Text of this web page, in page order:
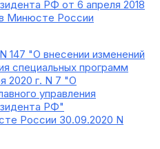
РФ от 6 апреля 2018
Минюсте России
147 "О внесении изменений
специальных программ
2020 г. N 7 "О
управления
РФ"
России 30.09.2020 N